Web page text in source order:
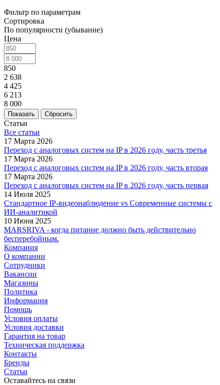
Фильтр по параметрам
Сортировка
По популярности (убывание)
Цена
850
2 638
4 425
6 213
8 000
Сбросить
Статьи
Все статьи
17 Марта 2026
Переход с аналоговых систем на IP в 2026 году, часть третья
17 Марта 2026
Переход с аналоговых систем на IP в 2026 году, часть вторая
17 Марта 2026
Переход с аналоговых систем на IP в 2026 году, часть первая
14 Июля 2025
Стандартное IP-видеонаблюдение vs Современные системы с
ИИ-аналитикой
10 Июня 2025
MARSRIVA - когда питание должно быть действительно
бесперебойным.
Компания
О компании
Сотрудники
Вакансии
Магазины
Политика
Информация
Помощь
Условия оплаты
Условия доставки
Гарантия на товар
Техническая поддержка
Контакты
Бренды
Статьи
Оставайтесь на связи